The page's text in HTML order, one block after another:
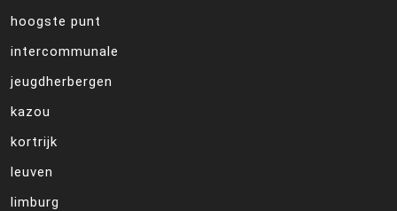
hoogste punt
intercommunale
jeugdherbergen
kazou
kortrijk
leuven
limburg